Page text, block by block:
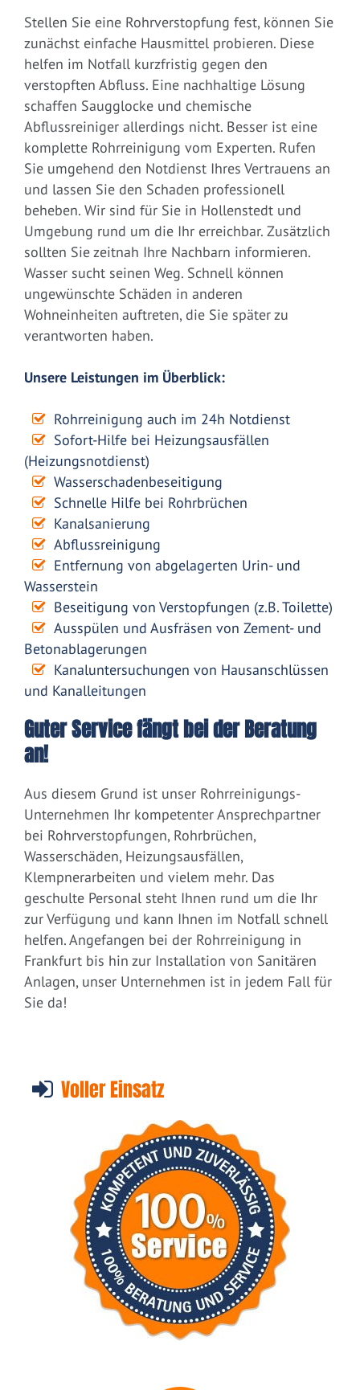
Stellen Sie eine Rohrverstopfung fest, können Sie
zunächst einfache Hausmittel probieren. Diese
helfen im Notfall kurzfristig gegen den
verstopften Abfluss. Eine nachhaltige Lösung
schaffen Saugglocke und chemische
Abflussreiniger allerdings nicht. Besser ist eine
komplette Rohrreinigung vom Experten. Rufen
Sie umgehend den Notdienst Ihres Vertrauens an
und lassen Sie den Schaden professionell
beheben. Wir sind für Sie in Hollenstedt und
Umgebung rund um die Ihr erreichbar. Zusätzlich
sollten Sie zeitnah Ihre Nachbarn informieren.
Wasser sucht seinen Weg. Schnell können
ungewünschte Schäden in anderen
Wohneinheiten auftreten, die Sie später zu
verantworten haben.
Unsere Leistungen im Überblick:
Rohrreinigung auch im 24h Notdienst
Sofort-Hilfe bei Heizungsausfällen
(Heizungsnotdienst)
Wasserschadenbeseitigung
Schnelle Hilfe bei Rohrbrüchen
Kanalsanierung
Abflussreinigung
Entfernung von abgelagerten Urin- und
Wasserstein
Beseitigung von Verstopfungen (z.B. Toilette)
Ausspülen und Ausfräsen von Zement- und
Betonablagerungen
Kanaluntersuchungen von Hausanschlüssen
und Kanalleitungen
Guter Service fängt bei der Beratung
an!
Aus diesem Grund ist unser Rohrreinigungs-
Unternehmen Ihr kompetenter Ansprechpartner
bei Rohrverstopfungen, Rohrbrüchen,
Wasserschäden, Heizungsausfällen,
Klempnerarbeiten und vielem mehr. Das
geschulte Personal steht Ihnen rund um die Ihr
zur Verfügung und kann Ihnen im Notfall schnell
helfen. Angefangen bei der Rohrreinigung in
Frankfurt bis hin zur Installation von Sanitären
Anlagen, unser Unternehmen ist in jedem Fall für
Sie da!
Voller Einsatz